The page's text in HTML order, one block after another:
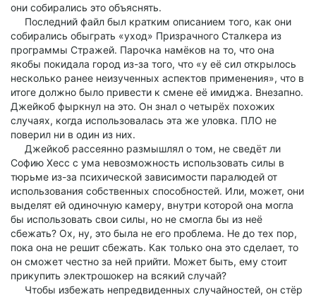
они собирались это объяснять.
Последний файл был кратким описанием того, как они
собирались обыграть «уход» Призрачного Сталкера из
программы Стражей. Парочка намёков на то, что она
якобы покидала город из-за того, что «у её сил открылось
несколько ранее неизученных аспектов применения», что в
итоге должно было привести к смене её имиджа. Внезапно.
Джейкоб фыркнул на это. Он знал о четырёх похожих
случаях, когда использовалась эта же уловка. ПЛО не
поверил ни в один из них.
Джейкоб рассеянно размышлял о том, не сведёт ли
Софию Хесс с ума невозможность использовать силы в
тюрьме из-за психической зависимости паралюдей от
использования собственных способностей. Или, может, они
выделят ей одиночную камеру, внутри которой она могла
бы использовать свои силы, но не смогла бы из неё
сбежать? Ох, ну, это была не его проблема. Не до тех пор,
пока она не решит сбежать. Как только она это сделает, то
он сможет честно за ней прийти. Может быть, ему стоит
прикупить электрошокер на всякий случай?
Чтобы избежать непредвиденных случайностей, он стёр